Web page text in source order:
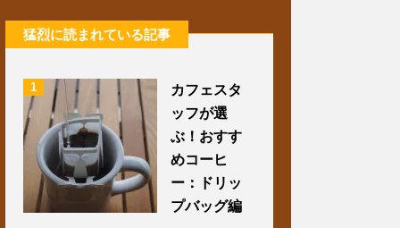
猛烈に読まれている記事
1
カフェスタ
ッフが選
ぶ！おすす
めコーヒ
ー：ドリッ
プバッグ編